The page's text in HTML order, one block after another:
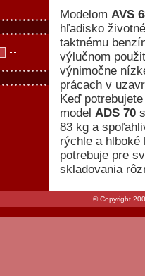
Modelom AVS
hľadisko
taktnému
výlučnom
výnimočne
prácach v
Keď
model ADS 70
83 kg a
rýchle a hlboké
potrebuje pre
skladovania
© Copyright